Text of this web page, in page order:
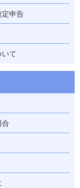
申告
て